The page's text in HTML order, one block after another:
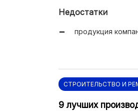
Недостатки
продукция
СТРОИТЕЛЬСТВО И
9 лучших